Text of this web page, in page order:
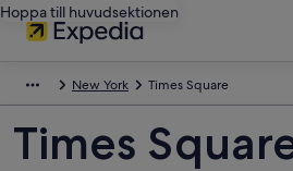
Hoppa till huvudsektionen
New York Times Square
Times